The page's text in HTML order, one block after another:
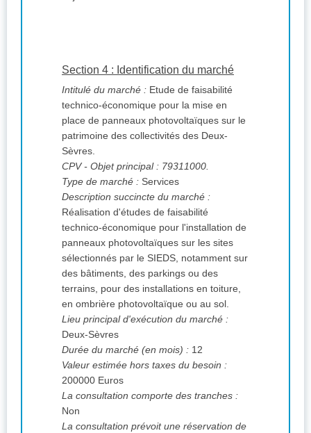
Section 4 : Identification du marché
Intitulé du marché : Etude de faisabilité
technico-économique pour la mise en
place de panneaux photovoltaïques sur le
patrimoine des collectivités des Deux-
Sèvres.
CPV- Objet principal : 79311000.
Type de marché : Services
Description succincte du marché :
Réalisation d'études de faisabilité
technico-économique pour l'installation de
panneaux photovoltaïques sur les sites
sélectionnés par le SIEDS, notamment sur
des bâtiments, des parkings ou des
terrains, pour des installations en toiture,
en ombrière photovoltaïque ou au sol.
Lieu principal d'exécution du marché :
Deux-Sèvres
Durée du marché (en mois) : 12
Valeur estimée hors taxes du besoin :
200000 Euros
La consultation comporte des tranches :
Non
La consultation prévoit une réservation de